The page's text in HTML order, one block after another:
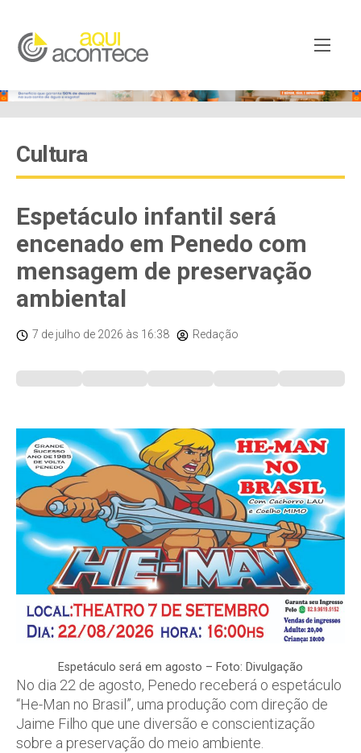
Cultura
Espetáculo infantil será
encenado em Penedo com
mensagem de preservação
ambiental
7 de julho de 2026 às 16:38 Redação
Espetáculo será em agosto – Foto: Divulgação
No dia 22 de agosto, Penedo receberá o espetáculo
“He-Man no Brasil”, uma produção com direção de
Jaime Filho que une diversão e conscientização
sobre a preservação do meio ambiente.